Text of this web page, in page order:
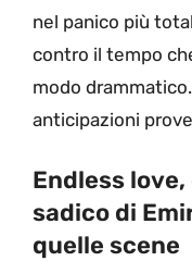
nel panico più
contro il tempo
modo
anticipazioni
Endless
sadico di
quelle scene